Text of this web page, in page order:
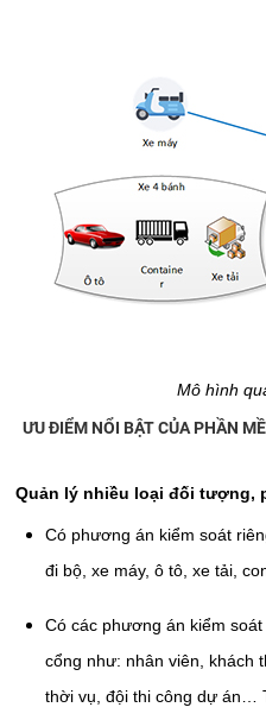
Mô hình
ƯU ĐIỂM NỔI BẬT CỦA PHẦN
Quản lý nhiều loại đối tượng,
Có phương án kiểm soát
đi bộ, xe máy, ô tô, xe tải,
Có các phương án kiểm
cổng như: nhân viên, khách
thời vụ, đội thi công dự án…